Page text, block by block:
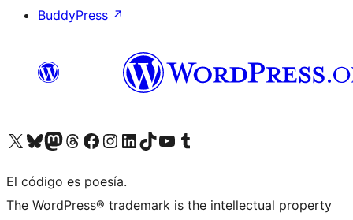
BuddyPress ↗
Visita nuestra cuenta de X (anteriormente Twitter)
Visita nuestra cuenta de Bluesky
Visita nuestra cuenta de Mastodon
Visita nuestra cuenta de Threads
Visita nuestra página de Facebook
Visita nuestra cuenta de Instagram
Visita nuestra cuenta de LinkedIn
Visita nuestra cuenta de TikTok
Visita nuestro canal de YouTube
Visita nuestra cuenta de Tumblr
El código es poesía.
The WordPress® trademark is the intellectual property